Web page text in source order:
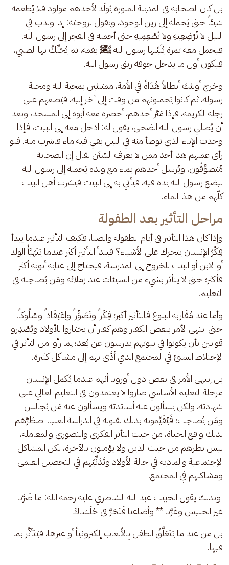
بل كان الصحابة في المدينة المنورة يُولَد لأحدهم مولود فلا يُطعمه
شيئاً حتى يَحمله إلى زين الوجود، ويقول لزوجته: إذا ولدتِ في
الليل لا تُرْضِعِيهِ ولا تُطْعِمِيهِ حتى أحمله في الفجر إلى رسول الله.
فيحمل معه تمرة يُلَيِّنها رسول الله ﷺ بفمه، ثم يُحَنِّكُ بها الصبي،
فيكون أول ما يدخل جوفه ريق رسول الله.
وخرج أولئك أبطالاً هُدَاةً في الأمة، ممتلئين بمحبة الله ومحبة
رسوله، ثم كانوا يَحملونهم من وقت إلى آخر إليه، فيَضعهم على
رجله الكريمة، فإذا مَيَّز أحدهم، أحضره معه أبوه إلى المسجد، وبعد
أن يُصلي رسول الله الضحى، يقول له: ادخل معه إلى البيت، فإذا
وجدت الإناء الذي توضأ منه في الليل بقي فيه ماء فاشرب منه. فلو
رأى عملهم هذا أحد ممن لا يعرف السُنَن لقال إن الصحابة
مُتصوِّفُون، ويُرسل أحدهم بماء مع ولده يَحمله إلى رسول الله
ليضع رسول الله يده فيه، فيأتي به إلى البيت فيشرب أهل البيت
كلّهم من هذا الماء.
مراحل التأثير بعد الطفولة
وإذا كان هذا التأثير في أيام الطفولة والصبا، فكيف التأثير عندما يبدأ
فِكْرُ الإنسان يتحرك على الأشياء؟ فيبدأ التأثير أكثر عندما يَتَهَيَّأُ الولد
أو الابن أو البنت للخروج إلى المدرسة، فيحتاج إلى عناية أبويه أكثر
فأكثر؛ حتى لا يتأثر بشيء من السيئات عند زملائه ومَن يُصاحِبه في
التعليم.
وأما عند مُقَاربة البلوغ فالتأثير أكبر؛ فِكْراً وتَصَوُّراً واِعْتِقَاداً وسُلُوكاً.
حتى انتهى الأمر ببعض الكفار وهم كفار أن يختاروا للأولاد ويُصْدِروا
قوانين بأن يكونوا في بيوتهم يدرسون عن بُعد؛ لِما رأوا من التأثر في
الاِختلاط السيئ في المجتمع الذي أدَّى بهم إلى مشاكل كثيرة.
بل اِنتهى الأمر في بعض دول أوروبا أنهم عندما يُكمل الإنسان
مرحلة التعليم الأساسي صاروا لا يعتمدون في التعليم العالي على
شهادته، ولكن يسألون عنه أساتذته ويسألون عنه مَن يُجالس
ومَن يُصاحِب؛ فَيُقَيِّمونه بذلك لقبوله في الدراسة العليا. اضطَرَّهم
لذلك واقع الحياة، من حيث التأثر الفكري والتصوري والمعاملة،
ليس نظرهم من حيث الدين ولا يؤمنون بالآخرة، لكن المشاكل
الاِجتماعية والمادية في حالة الأولاد وتَدَنِّيَهم في التحصيل العلمي
ومشاكلهم في المجتمع.
وبذلك يقول الحبيب عبد الله الشاطري عليه رحمة الله: ما ضَرَّنا
غير الجليس وغَرَّنا ** وأضاعنا فَتَحَرَّ في جُلَسَاكَ
بل من عند ما يَتَعَلَّقُ الطفل بِالأَلعاب إلكترونياً أو غيرها، فيَتَأثَّر بما
فيها.